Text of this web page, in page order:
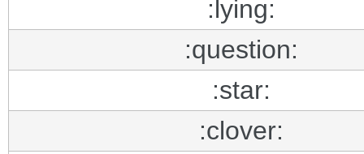
:lying:
:question:
:star:
:clover: